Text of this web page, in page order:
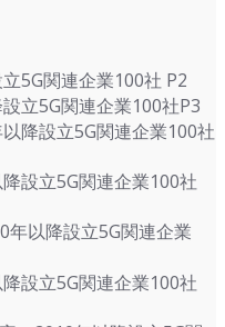
5G関連企業100社 P2
立5G関連企業100社P3
降設立5G関連企業100社
設立5G関連企業100社
以降設立5G関連企業
設立5G関連企業100社